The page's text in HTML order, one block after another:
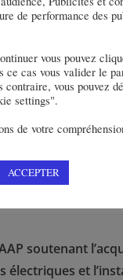
Hospitalier Princesse
soutenant
électriques et
de performance des
vous pouvez
ce cas vous valider le
contraire, vous pouvez
settings".
de votre
ACCEPTER